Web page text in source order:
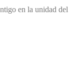
en la unidad